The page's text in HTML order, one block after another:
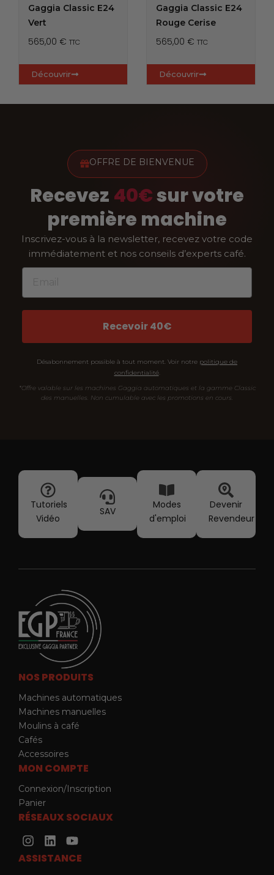
Gaggia Classic E24
Vert
565,00 € TTC
Découvrir
Gaggia Classic E24
Rouge Cerise
565,00 € TTC
Découvrir
OFFRE DE BIENVENUE
Recevez 40€sur votre
première machine
Inscrivez-vous à la newsletter, recevez votre code
immédiatement et nos conseils d’experts café.
Email
Recevoir 40€
Désabonnement possible à tout moment. Voir notre politique de
confidentialité.
*Offre valable sur les machines Gaggia automatiques et la gamme Classic
des manuelles. Non cumulable avec les promotions en cours.
Tutoriels
Vidéo
SAV
Modes
d'emploi
Devenir
Revendeur
NOS PRODUITS
Machines automatiques
Machines manuelles
Moulins à café
Cafés
Accessoires
MON COMPTE
Connexion/Inscription
Panier
RÉSEAUX SOCIAUX
I
n
s
L
i
n
Y
o
u
ASSISTANCE